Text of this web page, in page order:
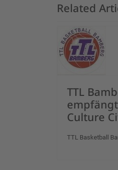
Related
TTL
Culture
TTL Basketball